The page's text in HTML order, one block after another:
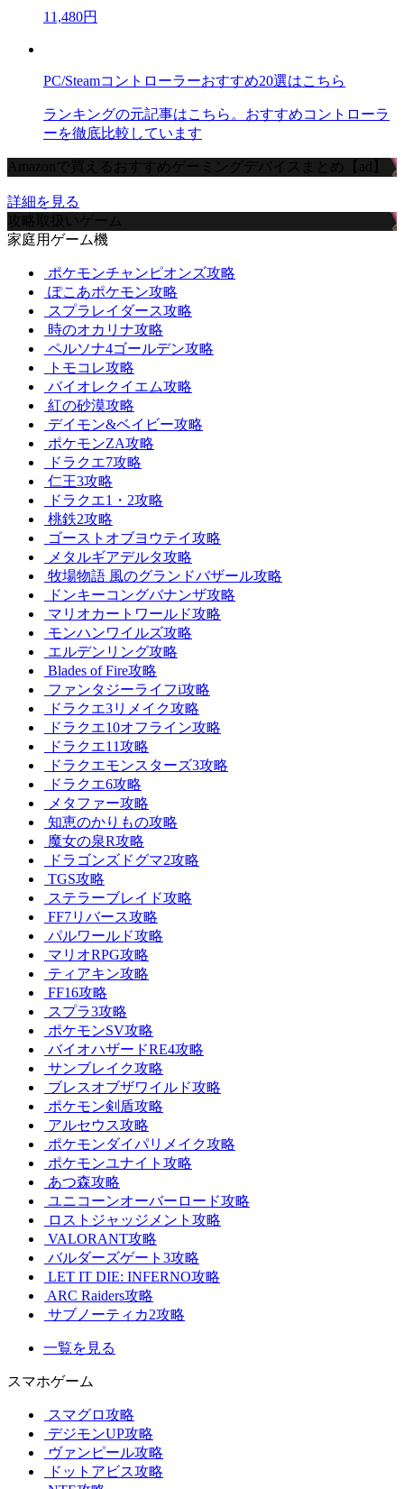
11,480円
PC/Steamコントローラーおすすめ20選はこちら
ランキングの元記事はこちら。おすすめコントローラ
ーを徹底比較しています
Amazonで買えるおすすめゲーミングデバイスまとめ【ad】
詳細を見る
攻略取扱いゲーム
家庭用ゲーム機
ポケモンチャンピオンズ攻略
ぽこあポケモン攻略
スプラレイダース攻略
時のオカリナ攻略
ペルソナ4ゴールデン攻略
トモコレ攻略
バイオレクイエム攻略
紅の砂漠攻略
デイモン&ベイビー攻略
ポケモンZA攻略
ドラクエ7攻略
仁王3攻略
ドラクエ1・2攻略
桃鉄2攻略
ゴーストオブヨウテイ攻略
メタルギアデルタ攻略
牧場物語 風のグランドバザール攻略
ドンキーコングバナンザ攻略
マリオカートワールド攻略
モンハンワイルズ攻略
エルデンリング攻略
Blades of Fire攻略
ファンタジーライフi攻略
ドラクエ3リメイク攻略
ドラクエ10オフライン攻略
ドラクエ11攻略
ドラクエモンスターズ3攻略
ドラクエ6攻略
メタファー攻略
知恵のかりもの攻略
魔女の泉R攻略
ドラゴンズドグマ2攻略
TGS攻略
ステラーブレイド攻略
FF7リバース攻略
パルワールド攻略
マリオRPG攻略
ティアキン攻略
FF16攻略
スプラ3攻略
ポケモンSV攻略
バイオハザードRE4攻略
サンブレイク攻略
ブレスオブザワイルド攻略
ポケモン剣盾攻略
アルセウス攻略
ポケモンダイパリメイク攻略
ポケモンユナイト攻略
あつ森攻略
ユニコーンオーバーロード攻略
ロストジャッジメント攻略
VALORANT攻略
バルダーズゲート3攻略
LET IT DIE: INFERNO攻略
ARC Raiders攻略
サブノーティカ2攻略
一覧を見る
スマホゲーム
スマグロ攻略
デジモンUP攻略
ヴァンピール攻略
ドットアビス攻略